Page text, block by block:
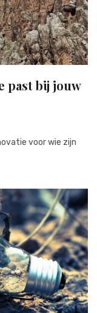
past bij jouw
voor wie zijn